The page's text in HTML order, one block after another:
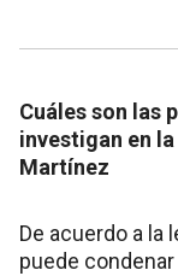
Cuáles son las
investigan en
Martínez
De acuerdo a la
puede